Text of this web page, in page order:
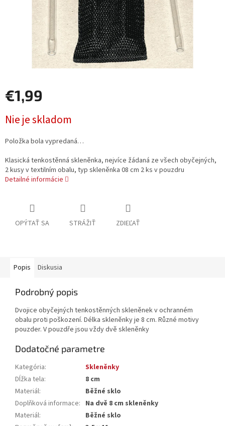
€1,99
cena:
Nie je skladom
Položka bola vypredaná…
Klasická tenkostěnná skleněnka, nejvíce žádaná ze všech obyčejných,
2 kusy v textilním obalu, typ skleněnka 08 cm 2 ks v pouzdru
Detailné informácie
OPÝTAŤ SA STRÁŽIŤ ZDIEĽAŤ
Popis Diskusia
Podrobný popis
Dvojice obyčejných tenkostěnných skleněnek v ochranném
obalu proti poškození. Délka skleněnky je 8 cm. Různé motivy
pouzder. V pouzdře jsou vždy dvě skleněnky
Dodatočné parametre
Kategória:
Skleněnky
Dĺžka tela:
8 cm
Materiál:
Běžné sklo
Doplňková informace: Na dvě 8 cm skleněnky
Materiál:
Běžné sklo